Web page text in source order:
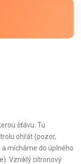
šťávu. Tu
ohřát (pozor,
mícháme do úplného
Vzniklý citronový